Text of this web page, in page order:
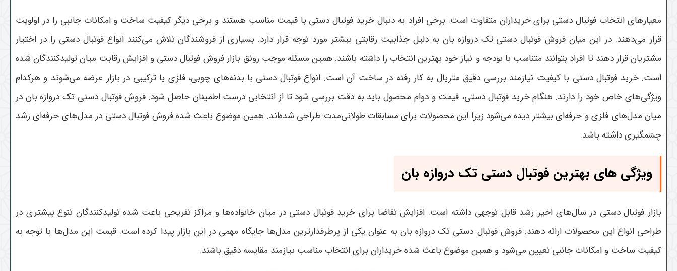
معیارهای انتخاب فوتبال دستی برای خریداران متفاوت است. برخی افراد به دنبال خرید فوتبال دستی با قیمت مناسب هستند و برخی دیگر کیفیت ساخت و امکانات جانبی را در اولویت
قرار می‌دهند. در این میان فروش فوتبال دستی تک دروازه بان به دلیل جذابیت رقابتی بیشتر مورد توجه قرار دارد. بسیاری از فروشندگان تلاش می‌کنند انواع فوتبال دستی را در اختیار
مشتریان قرار دهند تا افراد بتوانند متناسب با بودجه و نیاز خود بهترین انتخاب را داشته باشند. همین مسئله موجب رونق بازار فروش فوتبال دستی و افزایش رقابت میان تولیدکنندگان شده
است. خرید فوتبال دستی با کیفیت نیازمند بررسی دقیق متریال به کار رفته در ساخت آن است. انواع فوتبال دستی با بدنه‌های چوبی، فلزی یا ترکیبی در بازار عرضه می‌شوند و هرکدام
ویژگی‌های خاص خود را دارند. هنگام خرید فوتبال دستی، قیمت و دوام محصول باید به دقت بررسی شود تا از انتخابی درست اطمینان حاصل شود. فروش فوتبال دستی تک دروازه بان در
میان مدل‌های فلزی و حرفه‌ای بیشتر دیده می‌شود زیرا این محصولات برای مسابقات طولانی‌مدت طراحی شده‌اند. همین موضوع باعث شده فروش فوتبال دستی در مدل‌های حرفه‌ای رشد
چشمگیری داشته باشد.
ویژگی های بهترین فوتبال دستی تک دروازه بان
بازار فوتبال دستی در سال‌های اخیر رشد قابل توجهی داشته است. افزایش تقاضا برای خرید فوتبال دستی در میان خانواده‌ها و مراکز تفریحی باعث شده تولیدکنندگان تنوع بیشتری در
طراحی انواع این محصولات ارائه دهند. فروش فوتبال دستی تک دروازه بان به عنوان یکی از پرطرفدارترین مدل‌ها جایگاه مهمی در این بازار پیدا کرده است. قیمت این مدل‌ها با توجه به
کیفیت ساخت و امکانات جانبی تعیین می‌شود و همین موضوع باعث شده خریداران برای انتخاب مناسب نیازمند مقایسه دقیق باشند.